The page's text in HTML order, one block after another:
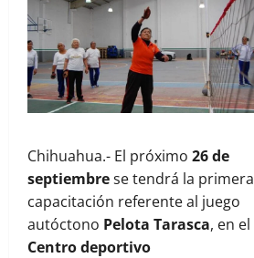
Chihuahua.- El próximo 26 de
septiembrese tendrá la primera
capacitación referente al juego
autóctono Pelota Tarasca, en el
Centro deportivo